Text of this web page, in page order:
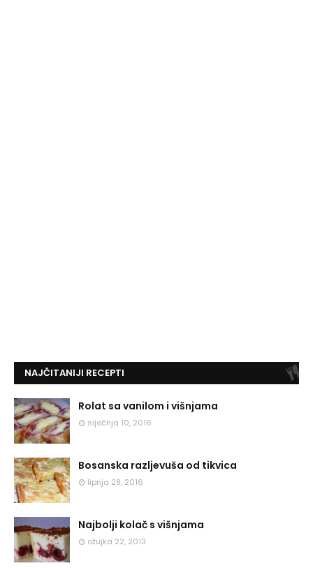
NAJČITANIJI RECEPTI
Rolat sa vanilom i višnjama
siječnja 10, 2016
Bosanska razljevuša od tikvica
lipnja 28, 2016
Najbolji kolač s višnjama
ožujka 22, 2013